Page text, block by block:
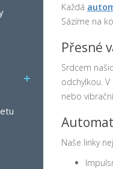
Každá
Sázíme na
Přesné
Srdcem
odchylkou.
nebo
Naše linky